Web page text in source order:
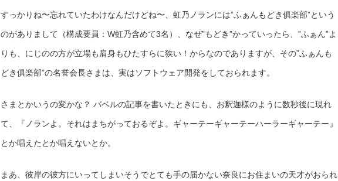
すっかりね〜忘れていたわけなんだけどね〜、虹乃ノランには”ふぁんもどき俱楽部”という
のがありまして（構成要員：W虹乃含めて3名）、なぜ”もどき”かっていったら、”ふぁん”よ
りも、にじのの方が立場も肩身もひたすらに狭い！からなのでありますが、その”ふぁんも
どき俱楽部”の名誉会長さまは、実はソフトウェア開発をしておられます。
さまとかいうの変かな？ バベルの記事を書いたときにも、お釈迦様のように数秒後に現れ
て、『ノランよ。それはまちがっておるぞよ。ギャーテーギャーテーハーラーギャーテー』
とか唱えたとか唱えないとか。
まあ、彼岸の彼方にいってしまいそうでとても手の届かない奈良にお住まいの天才がおられ